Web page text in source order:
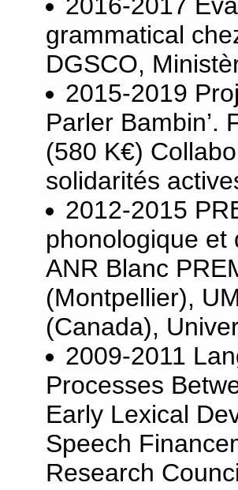
grammatical
DGSCO,
2015-2019
Parler Bambin’.
(580 K€)
solidarités
2012-2015
phonologique et
ANR Blanc
(Montpellier),
(Canada),
2009-2011
Processes
Early Lexical
Speech
Research